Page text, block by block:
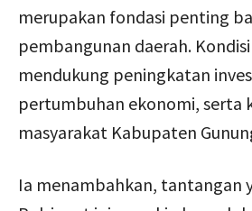
merupakan fondasi penting
pembangunan daerah.
mendukung peningkatan
pertumbuhan ekonomi, serta
masyarakat Kabupaten
Ia menambahkan, tantangan